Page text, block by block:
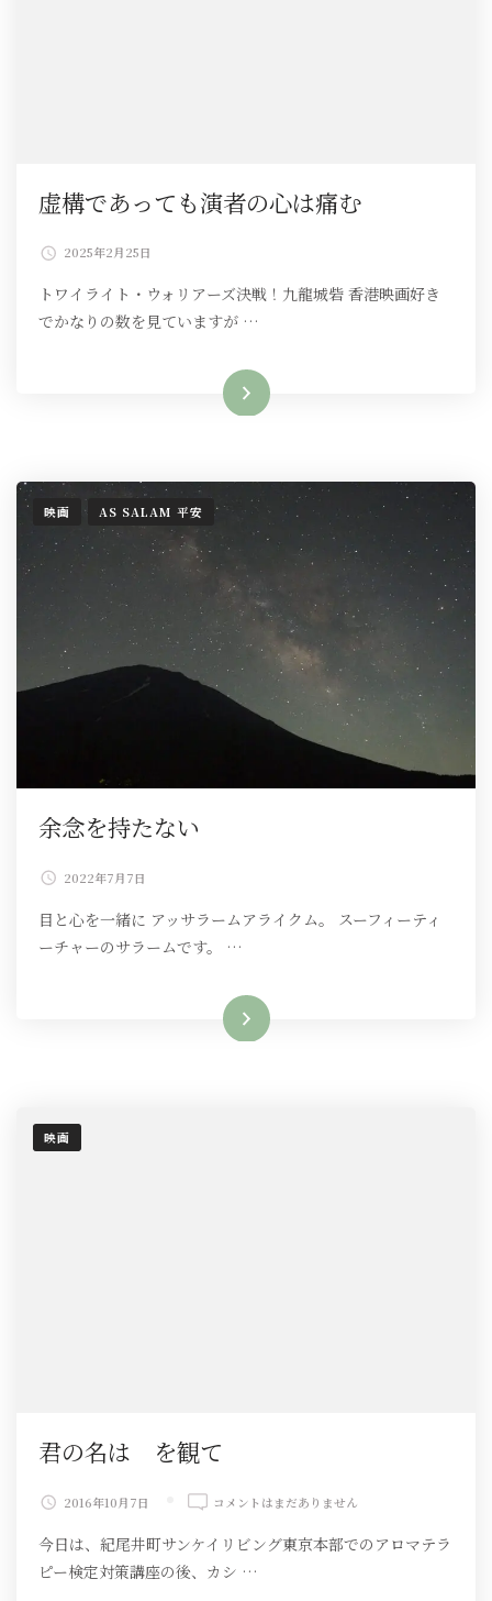
虚構であっても演者の心は痛む
2025年2月25日
トワイライト・ウォリアーズ決戦！九龍城砦 香港映画好き
でかなりの数を見ていますが …
続きを読む
映画 AS SALAM 平安
余念を持たない
2022年7月7日
目と心を一緒に アッサラームアライクム。 スーフィーティ
ーチャーのサラームです。 …
続きを読む
映画
君の名は を観て
2016年10月7日
君
名
は
コメントはまだありません
今日は、紀尾井町サンケイリビング東京本部でのアロマテラ
ピー検定対策講座の後、カシ …